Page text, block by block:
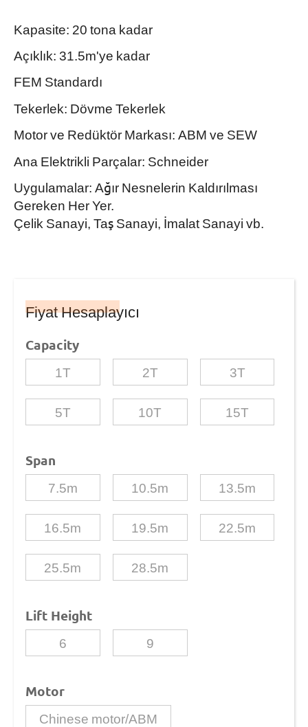
Kapasite: 20 tona kadar
Açıklık: 31.5m'ye kadar
FEM Standardı
Tekerlek: Dövme Tekerlek
Motor ve Redüktör Markası: ABM ve SEW
Ana Elektrikli Parçalar: Schneider
Uygulamalar: Ağır Nesnelerin Kaldırılması
Gereken Her Yer.
Çelik Sanayi, Taş Sanayi, İmalat Sanayi vb.
Fiyat Hesaplayıcı
Capacity
1T 2T 3T
5T 10T 15T
Span
7.5m 10.5m 13.5m
16.5m 19.5m 22.5m
25.5m 28.5m
Lift Height
6 9
Motor
Chinese motor/ABM